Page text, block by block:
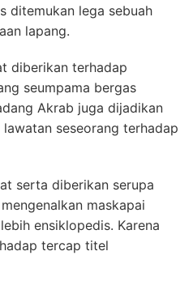
ditemukan lega sebuah
lapang.
diberikan terhadap
seumpama bergas
Akrab juga dijadikan
seseorang terhadap
serta diberikan serupa
maskapai
ensiklopedis. Karena
tercap titel